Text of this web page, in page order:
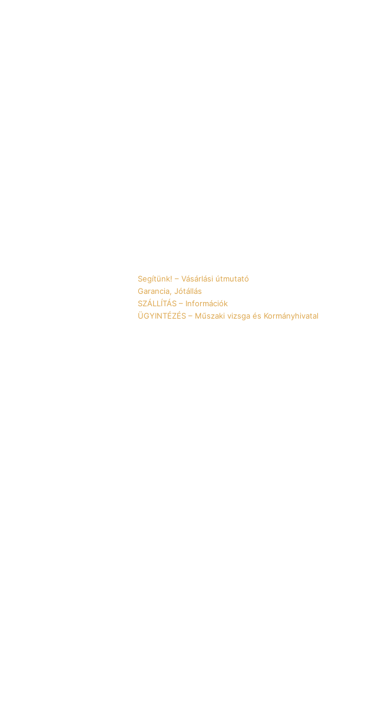
Segítünk! – Vásárlási útmutató
Garancia, Jótállás
SZÁLLÍTÁS – Információk
ÜGYINTÉZÉS – Műszaki vizsga és Kormányhivatal